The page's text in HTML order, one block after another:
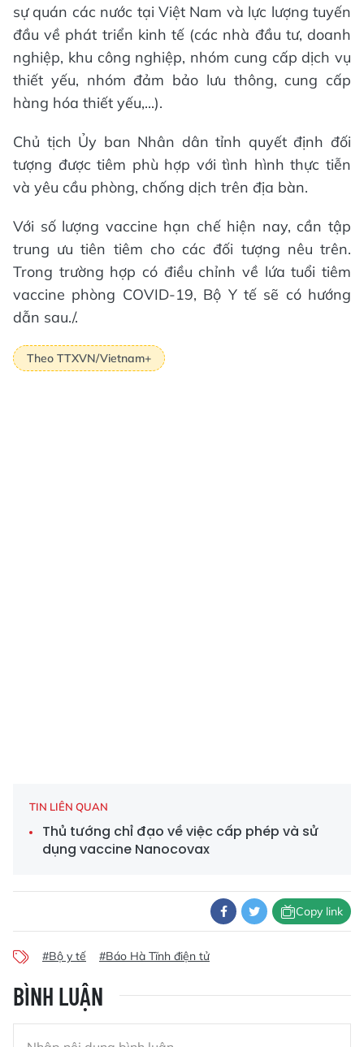
sự quán các nước tại Việt Nam và lực lượng tuyến
đầu về phát triển kinh tế (các nhà đầu tư, doanh
nghiệp, khu công nghiệp, nhóm cung cấp dịch vụ
thiết yếu, nhóm đảm bảo lưu thông, cung cấp
hàng hóa thiết yếu,...).
Chủ tịch Ủy ban Nhân dân tỉnh quyết định đối
tượng được tiêm phù hợp với tình hình thực tiễn
và yêu cầu phòng, chống dịch trên địa bàn.
Với số lượng vaccine hạn chế hiện nay, cần tập
trung ưu tiên tiêm cho các đối tượng nêu trên.
Trong trường hợp có điều chỉnh về lứa tuổi tiêm
vaccine phòng COVID-19, Bộ Y tế sẽ có hướng
dẫn sau./.
Theo TTXVN/Vietnam+
TIN LIÊN QUAN
Thủ tướng chỉ đạo về việc cấp phép và sử
dụng vaccine Nanocovax
Copy link
#Bộ y tế #Báo Hà Tĩnh điện tử
BÌNH LUẬN